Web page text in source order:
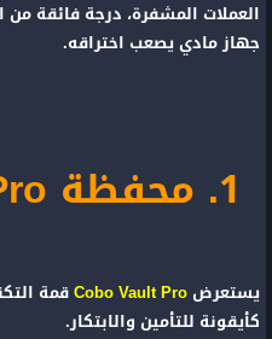
العملات المشفرة، درجة فائقة
جهاز مادي يصعب اختراقه.
1. محفظة Cobo Vault Pro
يستعرضCobo Vault Proقمة
كأيقونة للتأمين والابتكار.